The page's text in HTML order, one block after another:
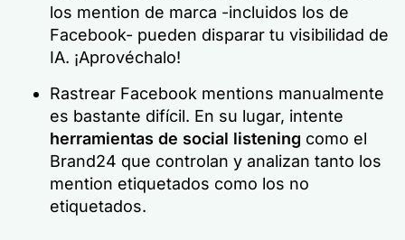
los mention de marca -incluidos los de
Facebook- pueden disparar tu visibilidad de
IA. ¡Aprovéchalo!
Rastrear Facebook mentions manualmente
es bastante difícil. En su lugar, intente
herramientas de social listening como el
Brand24 que controlan y analizan tanto los
mention etiquetados como los no
etiquetados.